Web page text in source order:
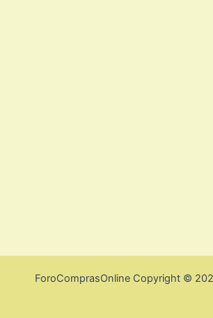
ForoComprasOnline Copyright ©